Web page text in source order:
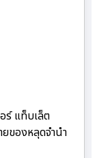
ร์ แท็บเล็ต
ของหลุดจำนำ